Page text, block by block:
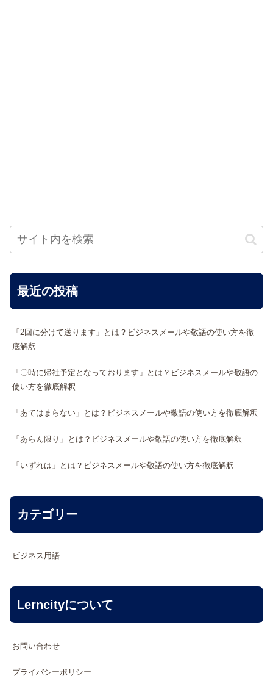
最近の投稿
「2回に分けて送ります」とは？ビジネスメールや敬語の使い方を徹
底解釈
「〇時に帰社予定となっております」とは？ビジネスメールや敬語の
使い方を徹底解釈
「あてはまらない」とは？ビジネスメールや敬語の使い方を徹底解釈
「あらん限り」とは？ビジネスメールや敬語の使い方を徹底解釈
「いずれは」とは？ビジネスメールや敬語の使い方を徹底解釈
カテゴリー
ビジネス用語
Lerncityについて
お問い合わせ
プライバシーポリシー